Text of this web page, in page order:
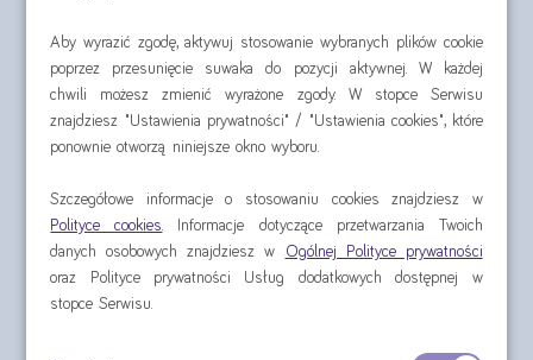
Rozgrzewający smak owoców
tropikalnych i imbiru
pobierz ulotkę
Aby wyrazić zgodę, aktywuj stosowanie wybranych plików cookie
poprzez przesunięcie suwaka do pozycji aktywnej. W każdej
chwili możesz zmienić wyrażone zgody. W stopce Serwisu
znajdziesz "Ustawienia prywatności" / "Ustawienia cookies", które
ponownie otworzą niniejsze okno wyboru.
Szczegółowe informacje o stosowaniu cookies znajdziesz w
Polityce cookies
. Informacje dotyczące przetwarzania Twoich
danych osobowych znajdziesz w
Ogólnej Polityce prywatności
oraz Polityce prywatności Usług dodatkowych dostępnej w
stopce Serwisu.